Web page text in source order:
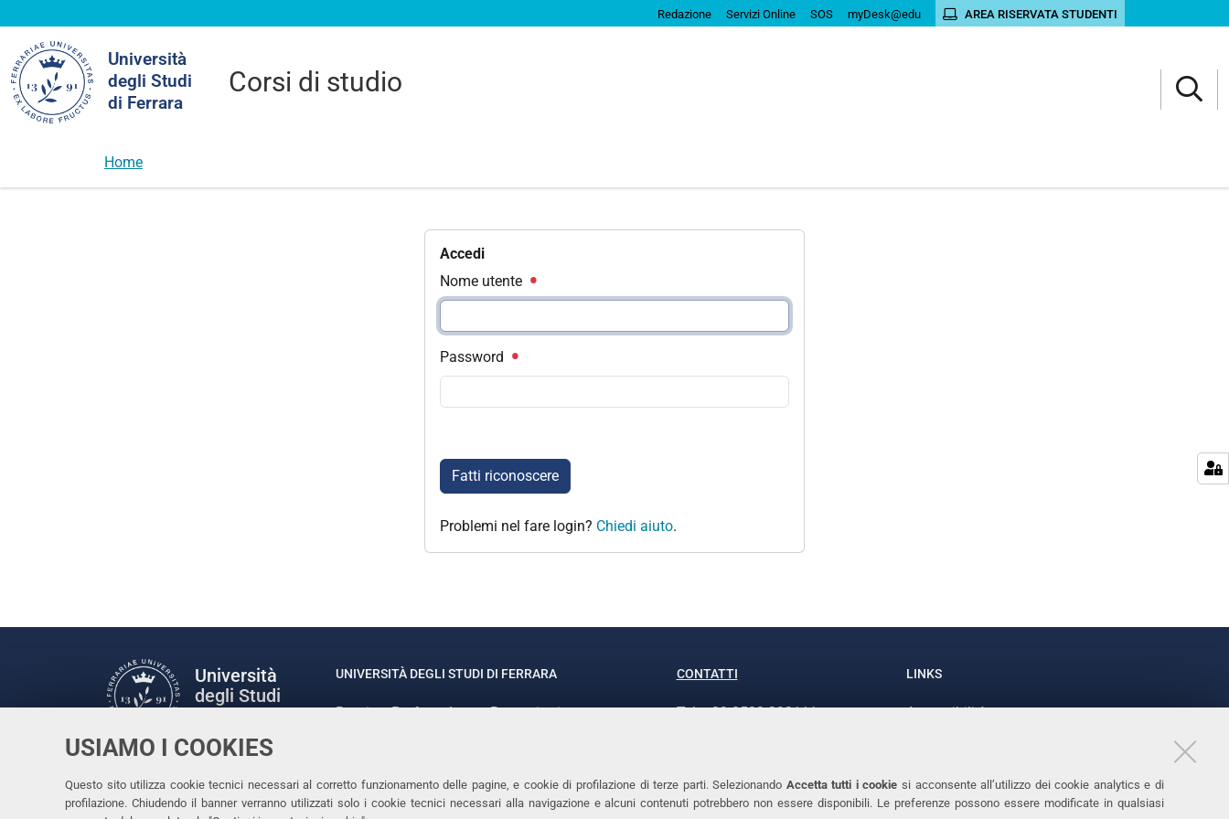
USIAMO I COOKIES
Questo sito utilizza cookie tecnici necessari al corretto funzionamento delle pagine, e cookie di profilazione di terze parti. Selezionando Accetta tutti i cookie si acconsente all’utilizzo dei cookie analytics e di
profilazione. Chiudendo il banner verranno utilizzati solo i cookie tecnici necessari alla navigazione e alcuni contenuti potrebbero non essere disponibili. Le preferenze possono essere modificate in qualsiasi
Redazione Servizi Online SOS myDesk@edu AREA RISERVATA STUDENTI
Università
degli Studi
di Ferrara
Corsi di studio
nel
sito
Home
Accedi
Nome utente
Password
Fatti riconoscere
Problemi nel fare login? Chiedi aiuto.
Università
degli Studi
Facebook
LinkedinInstagram
Youtube
UNIVERSITÀ DEGLI STUDI DI FERRARA
Rettrice: Prof.ssa Laura Ramaciotti
CONTATTI
Tel. +39 0532 293111
LINKS
Accessibilità
Cookies